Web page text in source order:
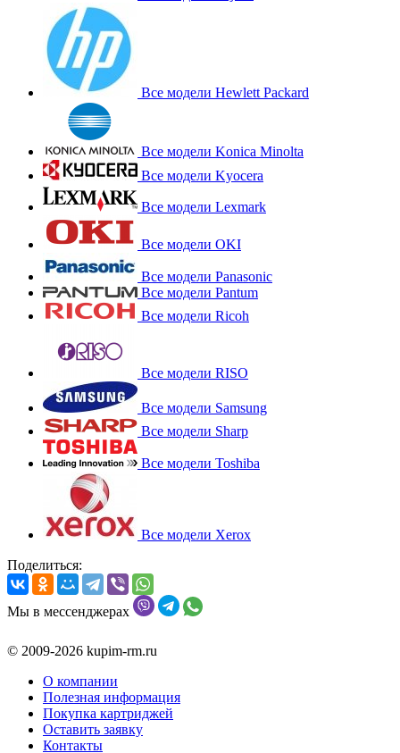
Все модели Hewlett Packard
Все модели Konica Minolta
Все модели Kyocera
Все модели Lexmark
Все модели OKI
Все модели Panasonic
Все модели Pantum
Все модели Ricoh
Все модели RISO
Все модели Samsung
Все модели Sharp
Все модели Toshiba
Все модели Xerox
Поделиться:
Мы в мессенджерах
© 2009-2026 kupim-rm.ru
О компании
Полезная информация
Покупка картриджей
Оставить заявку
Контакты